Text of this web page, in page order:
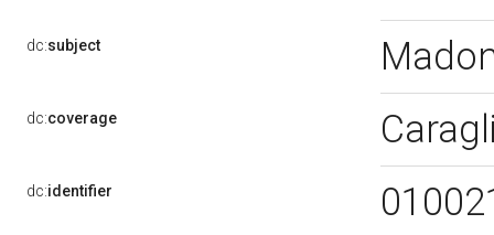
dc:subject
dc:coverage
dc:identifier